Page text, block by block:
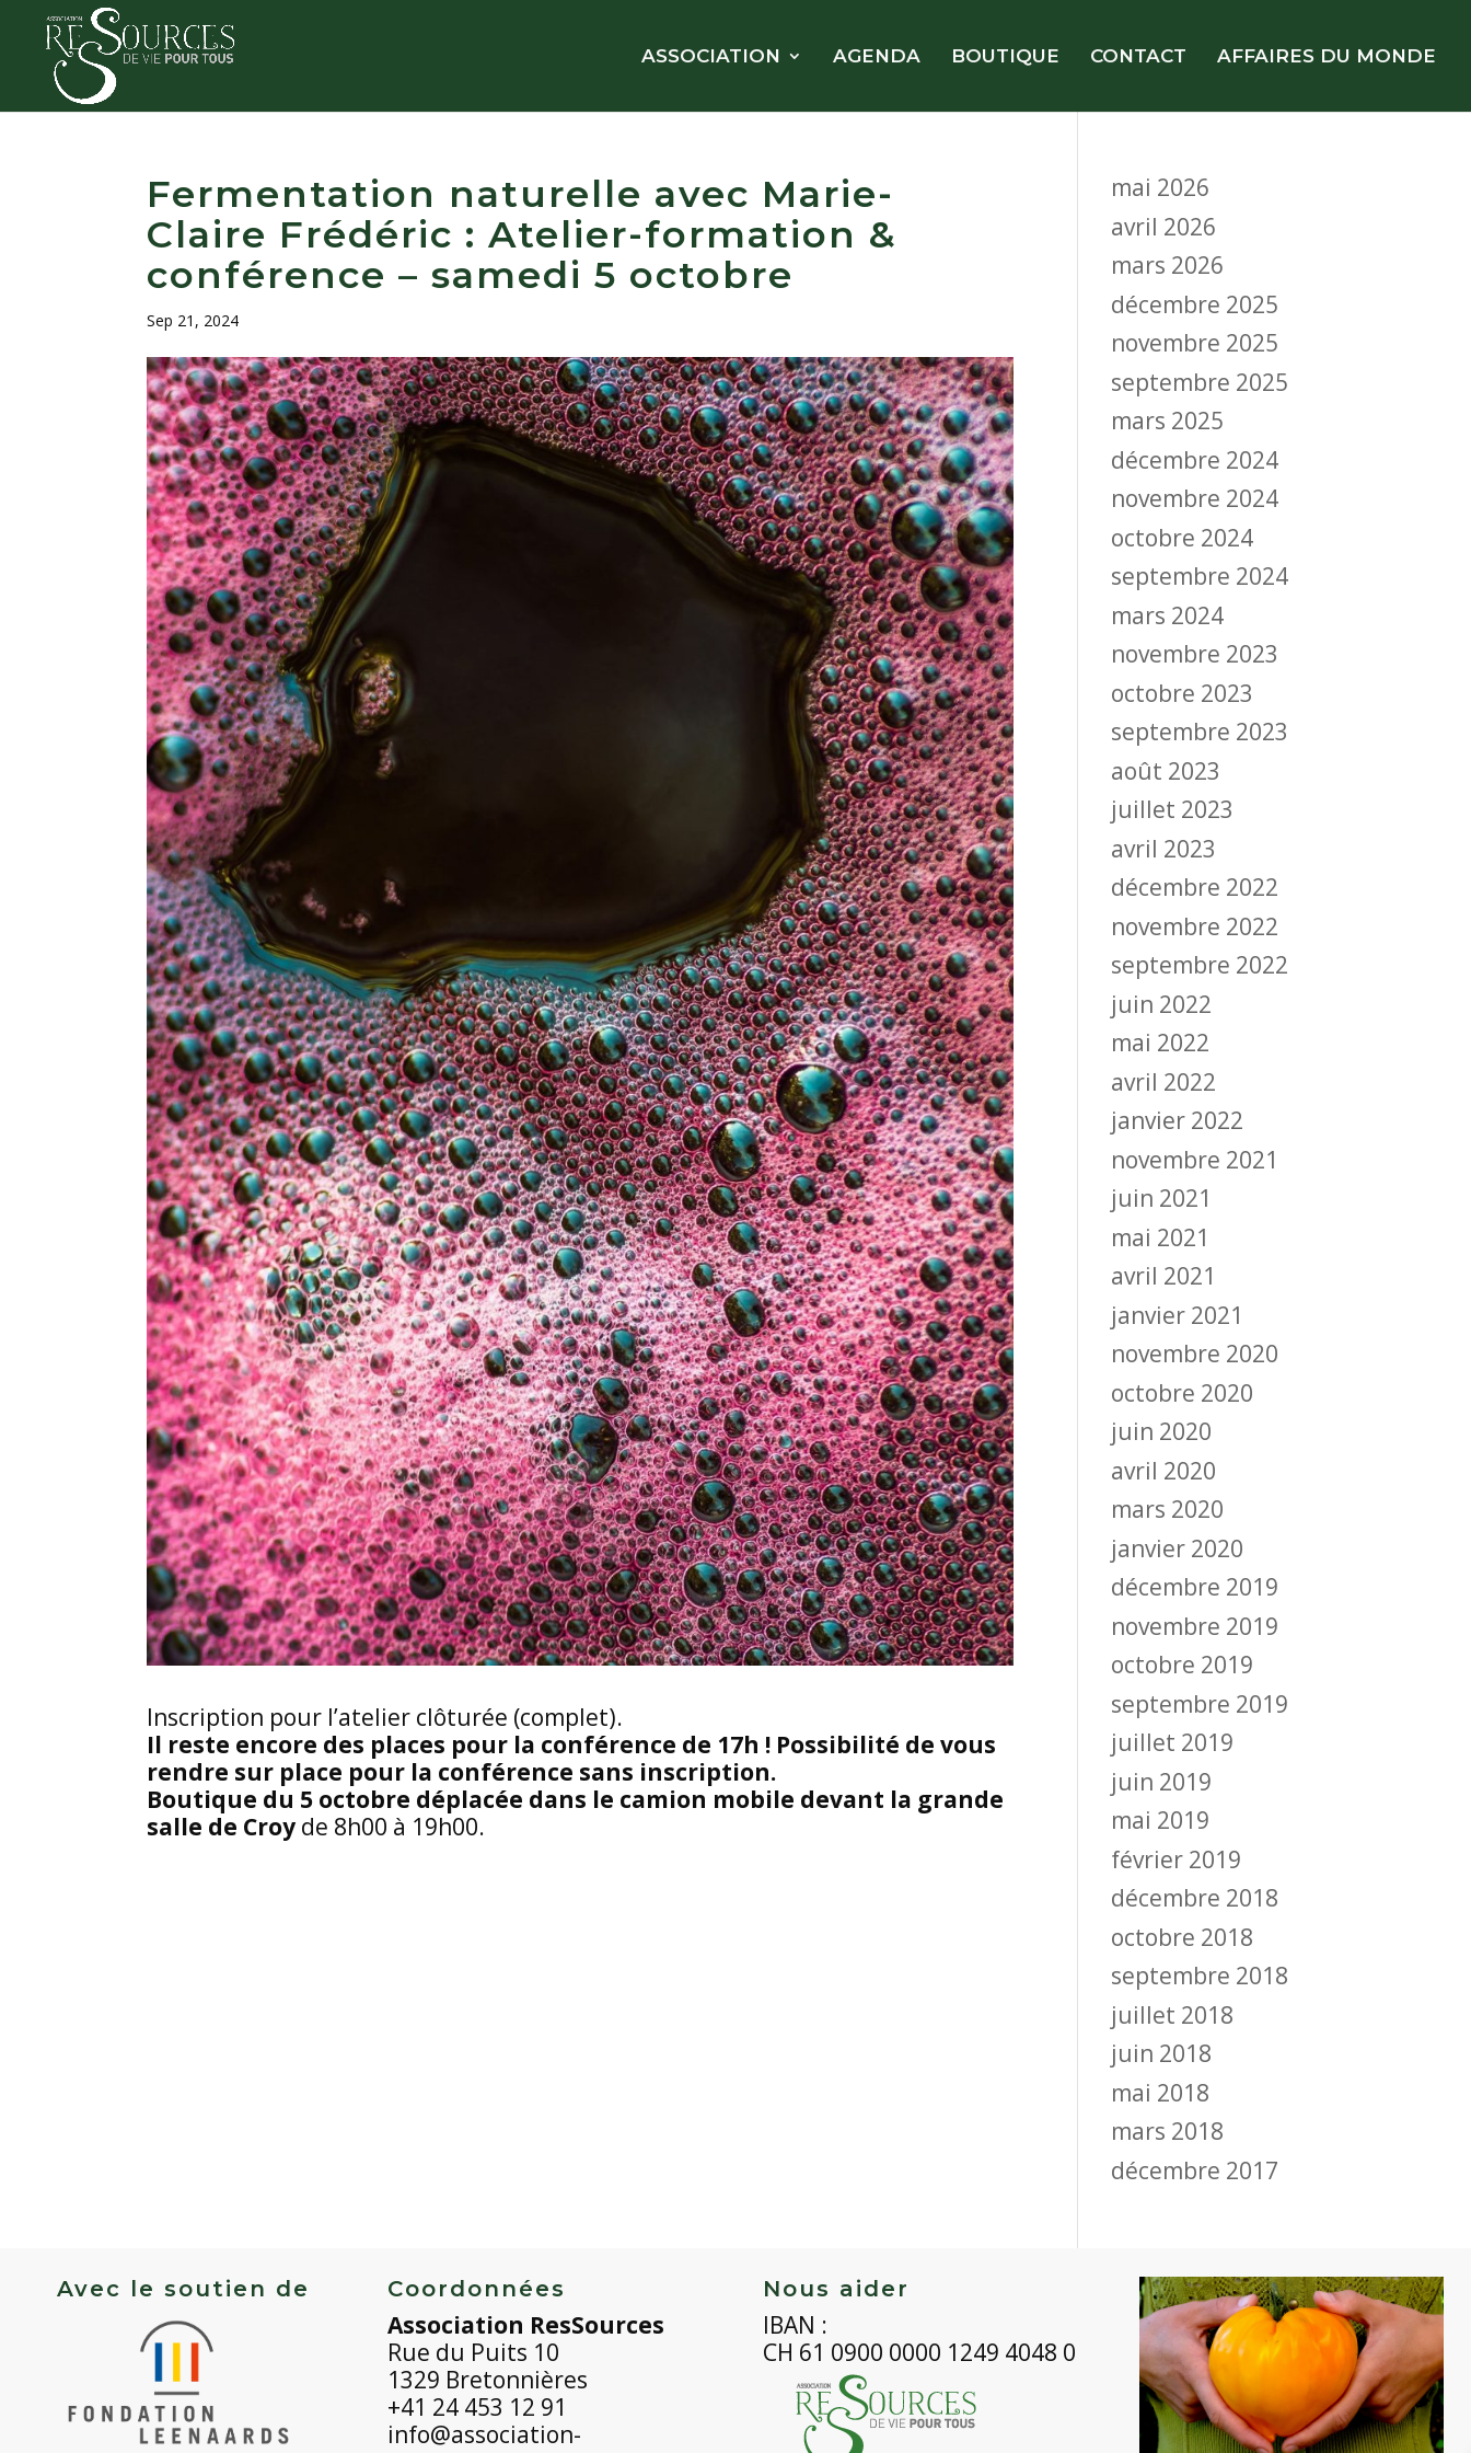
ASSOCIATION AGENDA BOUTIQUE CONTACT AFFAIRES DU MONDE
Fermentation naturelle avec Marie-
Claire Frédéric : Atelier-formation &
conférence – samedi 5 octobre
Sep 21, 2024
Inscription pour l’atelier clôturée (complet).
Il reste encore des places pour la conférence de 17h ! Possibilité de vous
rendre sur place pour la conférence sans inscription.
Boutique du 5 octobre déplacée dans le camion mobile devant la grande
salle de Croy de 8h00 à 19h00.
mai 2026
avril 2026
mars 2026
décembre 2025
novembre 2025
septembre 2025
mars 2025
décembre 2024
novembre 2024
octobre 2024
septembre 2024
mars 2024
novembre 2023
octobre 2023
septembre 2023
août 2023
juillet 2023
avril 2023
décembre 2022
novembre 2022
septembre 2022
juin 2022
mai 2022
avril 2022
janvier 2022
novembre 2021
juin 2021
mai 2021
avril 2021
janvier 2021
novembre 2020
octobre 2020
juin 2020
avril 2020
mars 2020
janvier 2020
décembre 2019
novembre 2019
octobre 2019
septembre 2019
juillet 2019
juin 2019
mai 2019
février 2019
décembre 2018
octobre 2018
septembre 2018
juillet 2018
juin 2018
mai 2018
mars 2018
décembre 2017
Avec le soutien de Coordonnées
Association ResSources
Rue du Puits 10
1329 Bretonnières
+41 24 453 12 91
info@association-
Nous aider
IBAN :
CH 61 0900 0000 1249 4048 0